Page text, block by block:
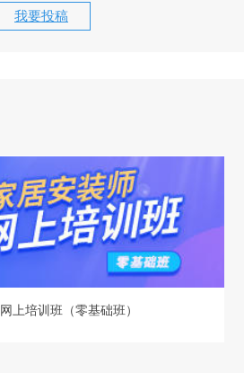
我要投稿
上培训班（零基础班）